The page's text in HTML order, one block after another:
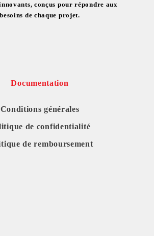
conçus pour répondre aux
besoins de chaque projet.
Documentation
Conditions générales
de confidentialité
de remboursement